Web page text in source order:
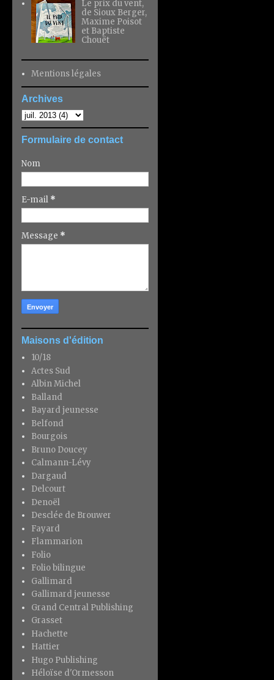
Le prix du vent,
de Sioux Berger,
Maxime Poisot
et Baptiste
Chouët
Mentions légales
Archives
Formulaire de contact
Nom
E-mail *
Message *
Maisons d'édition
10/18
Actes Sud
Albin Michel
Balland
Bayard jeunesse
Belfond
Bourgois
Bruno Doucey
Calmann-Lévy
Dargaud
Delcourt
Denoël
Desclée de Brouwer
Fayard
Flammarion
Folio
Folio bilingue
Gallimard
Gallimard jeunesse
Grand Central Publishing
Grasset
Hachette
Hattier
Hugo Publishing
Héloïse d'Ormesson